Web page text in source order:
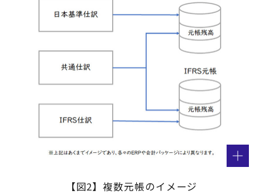
【図2】複数元帳のイメージ